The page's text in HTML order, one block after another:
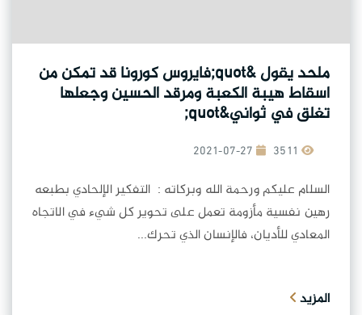
ملحد يقول &quot;فايروس كورونا قد تمكن من
اسقاط هيبة الكعبة ومرقد الحسين وجعلها
تغلق في ثواني&quot;
2021-07-27
السلام عليكم ورحمة الله وبركاته : التفكير الإلحادي بطبعه
رهين نفسية مأزومة تعمل على تحوير كل شيء في الاتجاه
المعادي للأديان، فالإنسان الذي تحرك...
المزيد